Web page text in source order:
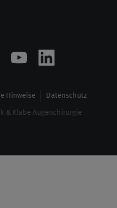
Hinweise Datenschutz
& Klabe Augenchirurgie